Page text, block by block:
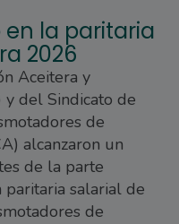
la paritaria
2026
Aceitera y
y del Sindicato de
de
alcanzaron un
de la parte
paritaria salarial de
de